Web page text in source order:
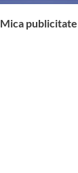
Mica publicitate